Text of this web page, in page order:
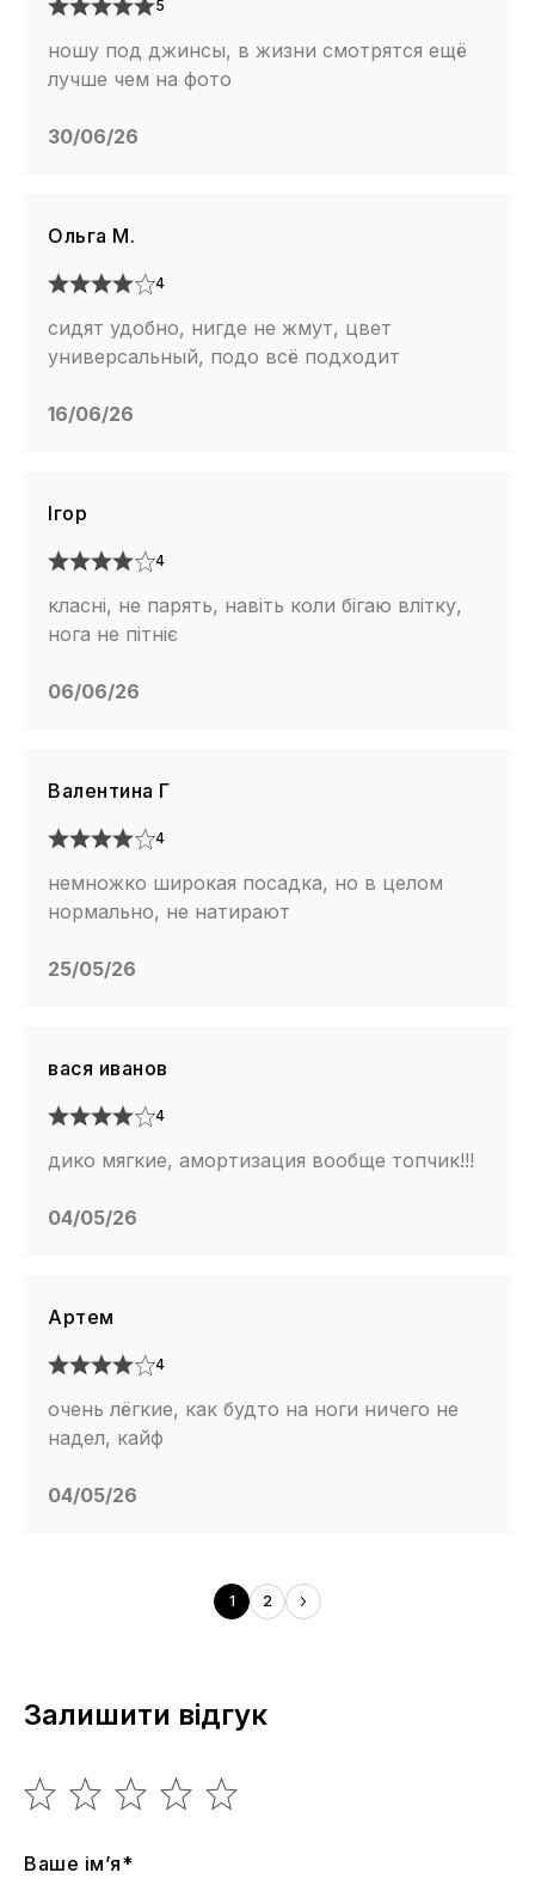
5
ношу под джинсы, в жизни смотрятся ещё
лучше чем на фото
30/06/26
Ольга М.
4
сидят удобно, нигде не жмут, цвет
универсальный, подо всё подходит
16/06/26
Ігор
4
класні, не парять, навіть коли бігаю влітку,
нога не пітніє
06/06/26
Валентина Г
4
немножко широкая посадка, но в целом
нормально, не натирают
25/05/26
вася иванов
4
дико мягкие, амортизация вообще топчик!!!
04/05/26
Артем
4
очень лёгкие, как будто на ноги ничего не
надел, кайф
04/05/26
1 2
Залишити відгук
Ваше ім’я*